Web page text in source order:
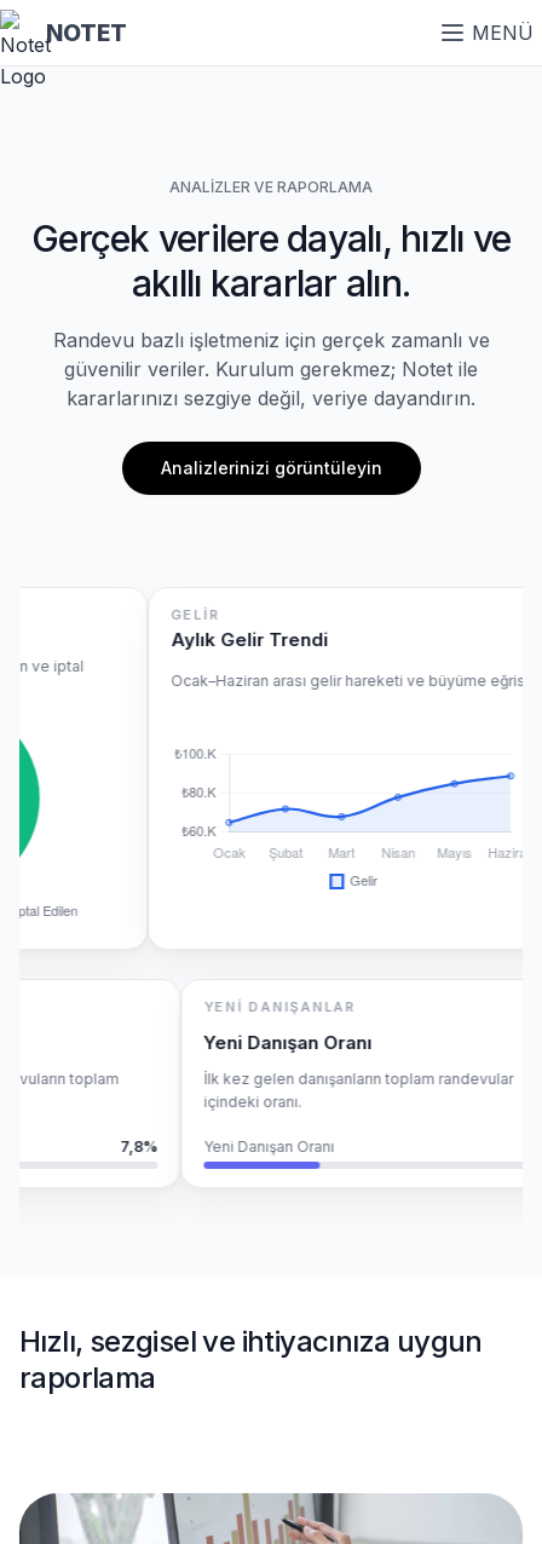
NOTET MENÜ
ANALIZLER VE RAPORLAMA
Gerçek verilere dayalı, hızlı ve
akıllı kararlar alın.
Randevu bazlı işletmeniz için gerçek zamanlı ve
güvenilir veriler. Kurulum gerekmez; Notet ile
kararlarınızı sezgiye değil, veriye dayandırın.
Analizlerinizi görüntüleyin
ve iptal
GELİR
Aylık Gelir Trendi
Ocak–Haziran arası gelir hareketi ve büyüme eğrisi.
toplam
7,8%
YENİ DANIŞANLAR
Yeni Danışan Oranı
İlk kez gelen danışanların toplam randevular
içindeki oranı.
Yeni Danışan Oranı
Hızlı, sezgisel ve ihtiyacınıza uygun
raporlama